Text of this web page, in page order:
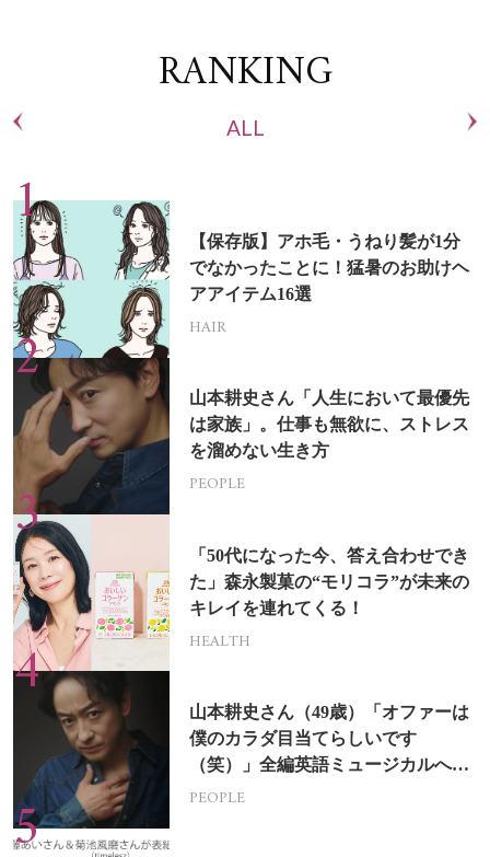
RANKING
ALL
【保存版】アホ毛・うねり髪が1分
でなかったことに！猛暑のお助けヘ
アアイテム16選
HAIR
山本耕史さん「人生において最優先
は家族」。仕事も無欲に、ストレス
を溜めない生き方
PEOPLE
「50代になった今、答え合わせでき
た」森永製菓の“モリコラ”が未来の
キレイを連れてくる！
HEALTH
山本耕史さん（49歳）「オファーは
僕のカラダ目当てらしいです
（笑）」全編英語ミュージカルへの
挑戦
PEOPLE